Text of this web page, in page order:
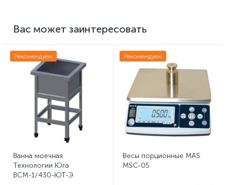
Вас может заинтересовать
Рекомендуем
Ванна моечная
Технологии Юга
ВСМ-1/430-ЮТ-Э
Рекомендуем
Весы порционные MAS
MSC-05